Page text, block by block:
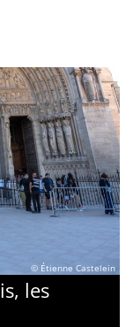
© Étienne Castelein
les